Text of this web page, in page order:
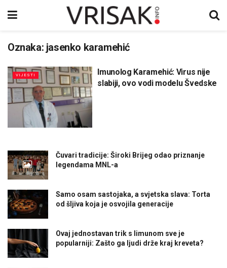
Oznaka: jasenko karamehić
VIJESTI
Imunolog Karamehić: Virus nije
slabiji, ovo vodi modelu Švedske
Čuvari tradicije: Široki Brijeg odao priznanje
legendama MNL-a
Samo osam sastojaka, a svjetska slava: Torta
od šljiva koja je osvojila generacije
Ovaj jednostavan trik s limunom sve je
popularniji: Zašto ga ljudi drže kraj kreveta?